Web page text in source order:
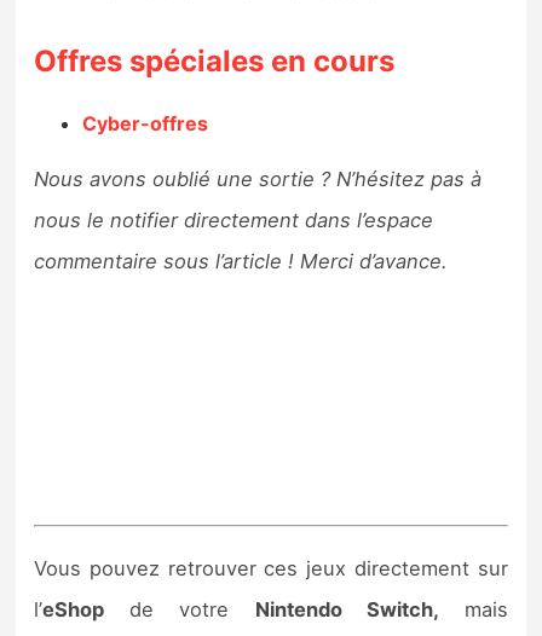
Offres spéciales en cours
Cyber-offres
Nous avons oublié une sortie ? N’hésitez pas à
nous le notifier directement dans l’espace
commentaire sous l’article ! Merci d’avance.
Vous pouvez retrouver ces jeux directement sur
l’eShop de votre Nintendo Switch, mais